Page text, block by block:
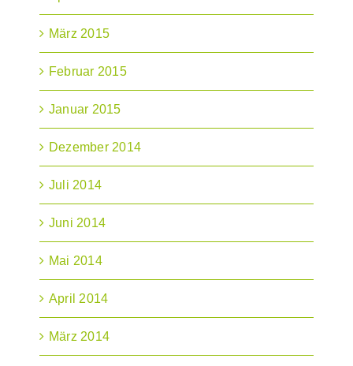
März 2015
Februar 2015
Januar 2015
Dezember 2014
Juli 2014
Juni 2014
Mai 2014
April 2014
März 2014